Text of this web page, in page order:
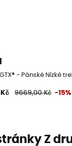
- Pánské Nízké
9669,00 Kč -15%
Z